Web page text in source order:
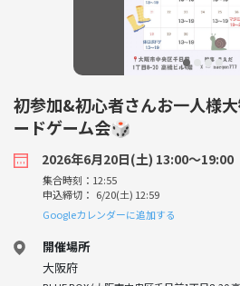
初参加&初心者さんお一人様
ードゲーム会🎲
2026年6月20日(土) 13:00〜19:00
集合時刻：12:55
申込締切： 6/20(土) 12:59
Googleカレンダーに追加する
開催場所
大阪府